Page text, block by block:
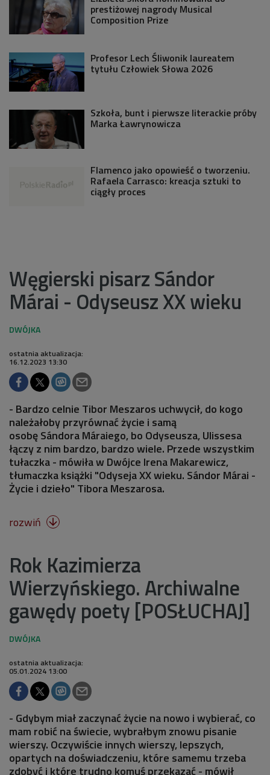
prestiżowej nagrody Musical
Composition Prize
Profesor Lech Śliwonik laureatem
tytułu Człowiek Słowa 2026
Szkoła, bunt i pierwsze literackie próby
Marka Ławrynowicza
Flamenco jako opowieść o tworzeniu.
Rafaela Carrasco: kreacja sztuki to
ciągły proces
Węgierski pisarz Sándor
Márai - Odyseusz XX wieku
ostatnia aktualizacja:
16.12.2023 13:30
- Bardzo celnie Tibor Meszaros uchwycił, do kogo
należałoby przyrównać życie i samą
osobę Sándora Máraiego, bo Odyseusza, Ulissesa
łączy z nim bardzo, bardzo wiele. Przede wszystkim
tułaczka - mówiła w Dwójce Irena Makarewicz,
tłumaczka książki "Odyseja XX wieku. Sándor Márai -
Życie i dzieło" Tibora Meszarosa.
rozwiń 
Rok Kazimierza
Wierzyńskiego. Archiwalne
gawędy poety [POSŁUCHAJ]
ostatnia aktualizacja:
05.01.2024 13:00
- Gdybym miał zaczynać życie na nowo i wybierać, co
mam robić na świecie, wybrałbym znowu pisanie
wierszy. Oczywiście innych wierszy, lepszych,
opartych na doświadczeniu, które samemu trzeba
zdobyć i które trudno komuś przekazać - mówił